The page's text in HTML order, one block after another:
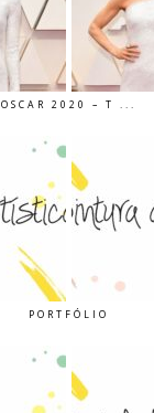
OSCAR 2020 – T ...
PORTFÓLIO